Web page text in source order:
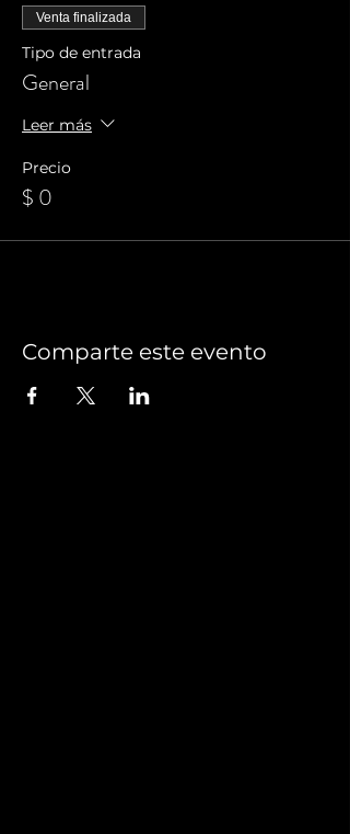
Venta finalizada
Tipo de entrada
General
Leer más
Precio
$ 0
Comparte este evento